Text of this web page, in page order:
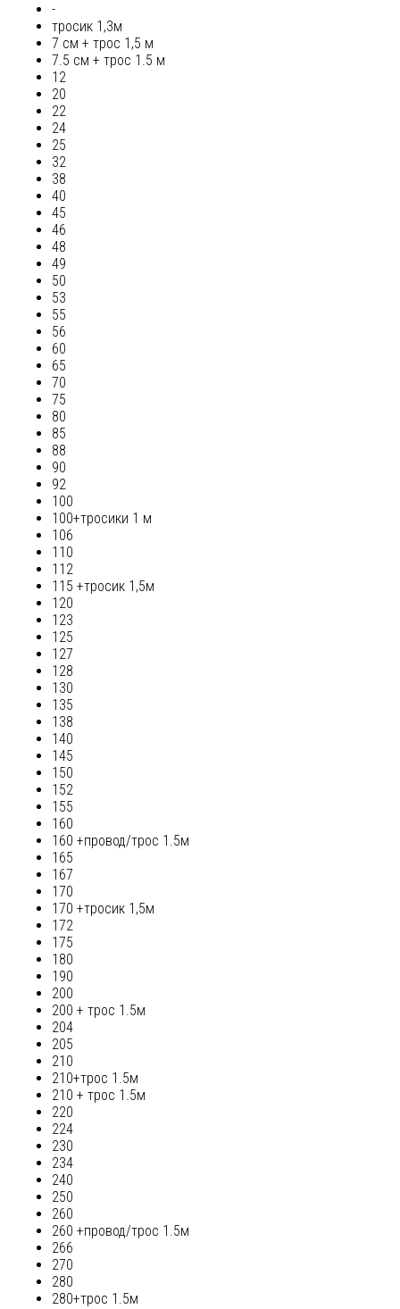
-
тросик 1,3м
7 см + трос 1,5 м
7.5 см + трос 1.5 м
12
20
22
24
25
32
38
40
45
46
48
49
50
53
55
56
60
65
70
75
80
85
88
90
92
100
100+тросики 1 м
106
110
112
115 +тросик 1,5м
120
123
125
127
128
130
135
138
140
145
150
152
155
160
160 +провод/трос 1.5м
165
167
170
170 +тросик 1,5м
172
175
180
190
200
200 + трос 1.5м
204
205
210
210+трос 1.5м
210 + трос 1.5м
220
224
230
234
240
250
260
260 +провод/трос 1.5м
266
270
280
280+трос 1.5м